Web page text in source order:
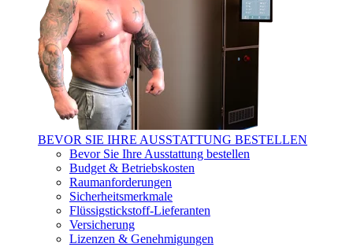
BEVOR SIE IHRE AUSSTATTUNG BESTELLEN
Bevor Sie Ihre Ausstattung bestellen
Budget & Betriebskosten
Raumanforderungen
Sicherheitsmerkmale
Flüssigstickstoff-Lieferanten
Versicherung
Lizenzen & Genehmigungen